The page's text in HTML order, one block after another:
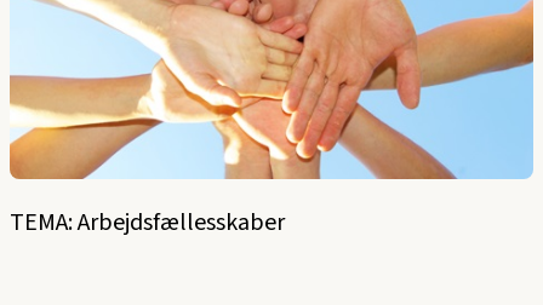
TEMA: Arbejdsfællesskaber